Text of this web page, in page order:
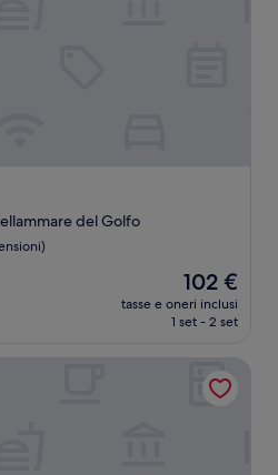
del Golfo
Il
prezzo
attuale
102 €
102 €
tasse e oneri inclusi
1 set - 2 set